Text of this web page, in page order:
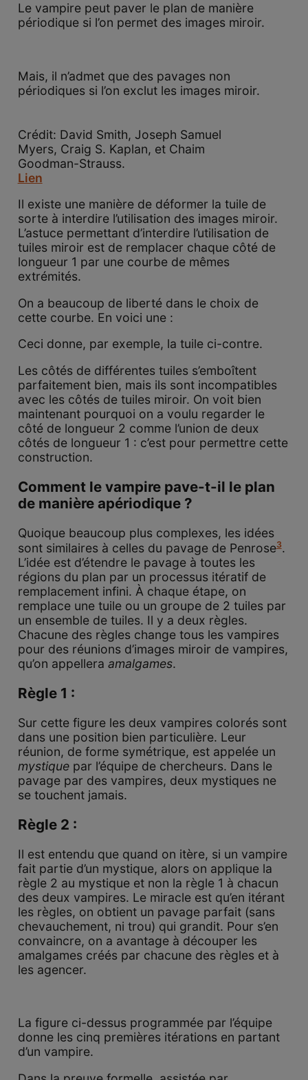
Le vampire peut paver le plan de manière
périodique si l’on permet des images miroir.
Mais, il n’admet que des pavages non
périodiques si l’on exclut les images miroir.
Crédit: David Smith, Joseph Samuel
Myers, Craig S. Kaplan, et Chaim
Goodman-Strauss.
Lien
Il existe une manière de déformer la tuile de
sorte à interdire l’utilisation des images miroir.
L’astuce permettant d’interdire l’utilisation de
tuiles miroir est de remplacer chaque côté de
longueur 1 par une courbe de mêmes
extrémités.
On a beaucoup de liberté dans le choix de
cette courbe. En voici une :
Ceci donne, par exemple, la tuile ci-contre.
Les côtés de différentes tuiles s’emboîtent
parfaitement bien, mais ils sont incompatibles
avec les côtés de tuiles miroir. On voit bien
maintenant pourquoi on a voulu regarder le
côté de longueur 2 comme l’union de deux
côtés de longueur 1 : c’est pour permettre cette
construction.
Comment le vampire pave-t-il le plan
de manière apériodique ?
Quoique beaucoup plus complexes, les idées
sont similaires à celles du pavage de Penrose3.
L’idée est d’étendre le pavage à toutes les
régions du plan par un processus itératif de
remplacement infini. À chaque étape, on
remplace une tuile ou un groupe de 2 tuiles par
un ensemble de tuiles. Il y a deux règles.
Chacune des règles change tous les vampires
pour des réunions d’images miroir de vampires,
qu’on appellera amalgames.
Règle 1 :
Sur cette figure les deux vampires colorés sont
dans une position bien particulière. Leur
réunion, de forme symétrique, est appelée un
mystiquepar l’équipe de chercheurs. Dans le
pavage par des vampires, deux mystiques ne
se touchent jamais.
Règle 2 :
Il est entendu que quand on itère, si un vampire
fait partie d’un mystique, alors on applique la
règle 2 au mystique et non la règle 1 à chacun
des deux vampires. Le miracle est qu’en itérant
les règles, on obtient un pavage parfait (sans
chevauchement, ni trou) qui grandit. Pour s’en
convaincre, on a avantage à découper les
amalgames créés par chacune des règles et à
les agencer.
La figure ci-dessus programmée par l’équipe
donne les cinq premières itérations en partant
d’un vampire.